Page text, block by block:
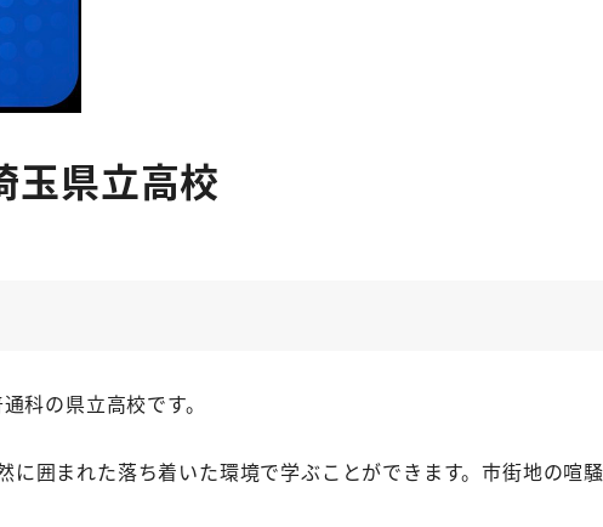
玉県立高校
科の県立高校です。
囲まれた落ち着いた環境で学ぶことができます。市街地の喧